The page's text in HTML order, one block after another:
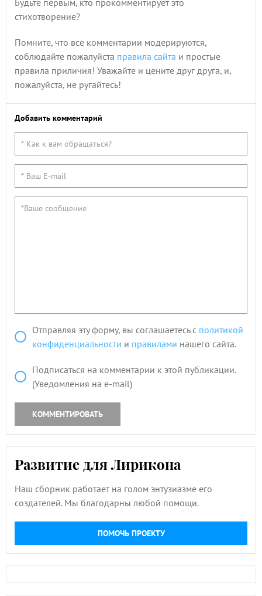
Будьте первым, кто прокомментирует это
стихотворение?
Помните, что все комментарии модерируются,
соблюдайте пожалуйста правила сайта и простые
правила приличия! Уважайте и цените друг друга, и,
пожалуйста, не ругайтесь!
Добавить комментарий
Отправляя эту форму, вы соглашаетесь с политикой
конфиденциальности и правилами нашего сайта.
Подписаться на комментарии к этой публикации.
(Уведомления на e-mail)
КОММЕНТИРОВАТЬ
Развитие для Лирикона
Наш сборник работает на голом энтузиазме его
создателей. Мы благодарны любой помощи.
ПОМОЧЬ ПРОЕКТУ